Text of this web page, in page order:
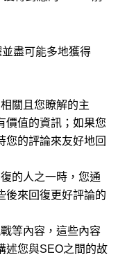
盡可能多地獲得
關且您瞭解的主
價值的資訊；如果您
您的評論來友好地回
的人之一時，您通
後來回復更好評論的
等內容，這些內容
述您與SEO之間的故